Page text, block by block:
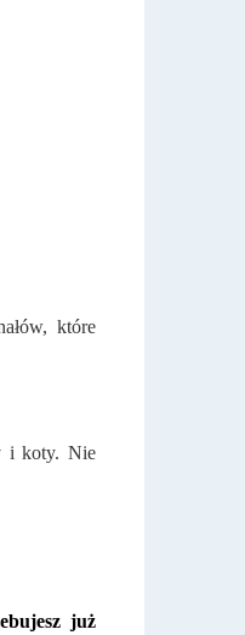
które
i koty. Nie
już